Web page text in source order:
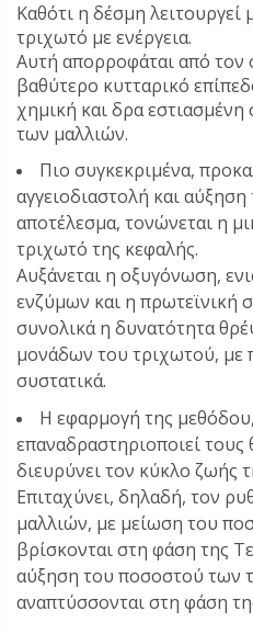
Καθότι η δέσμη λειτουργεί
τριχωτό με ενέργεια.
Αυτή απορροφάται από τον
βαθύτερο κυτταρικό
χημική και δρα εστιασμένη
των μαλλιών.
Πιο συγκεκριμένα,
αγγειοδιαστολή και
αποτέλεσμα, τονώνεται η
τριχωτό της κεφαλής.
Αυξάνεται η οξυγόνωση,
ενζύμων και η πρωτεϊνική
συνολικά η δυνατότητα
μονάδων του τριχωτού, με
συστατικά.
Η εφαρμογή της
επαναδραστηριοποιεί
διευρύνει τον κύκλο ζωής
Επιταχύνει, δηλαδή, τον
μαλλιών, με μείωση του
βρίσκονται στη φάση της
αύξηση του ποσοστού των
αναπτύσσονται στη φάση